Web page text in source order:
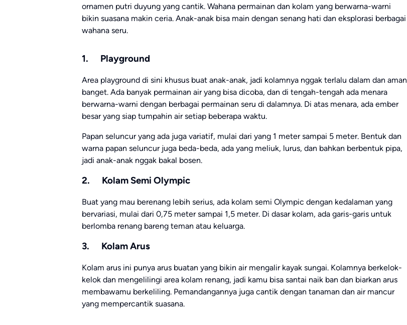
ornamen putri duyung yang cantik. Wahana permainan dan kolam yang berwarna-warni
bikin suasana makin ceria. Anak-anak bisa main dengan senang hati dan eksplorasi berbagai
wahana seru.
1. Playground
Area playground di sini khusus buat anak-anak, jadi kolamnya nggak terlalu dalam dan aman
banget. Ada banyak permainan air yang bisa dicoba, dan di tengah-tengah ada menara
berwarna-warni dengan berbagai permainan seru di dalamnya. Di atas menara, ada ember
besar yang siap tumpahin air setiap beberapa waktu.
Papan seluncur yang ada juga variatif, mulai dari yang 1 meter sampai 5 meter. Bentuk dan
warna papan seluncur juga beda-beda, ada yang meliuk, lurus, dan bahkan berbentuk pipa,
jadi anak-anak nggak bakal bosen.
2. Kolam Semi Olympic
Buat yang mau berenang lebih serius, ada kolam semi Olympic dengan kedalaman yang
bervariasi, mulai dari 0,75 meter sampai 1,5 meter. Di dasar kolam, ada garis-garis untuk
berlomba renang bareng teman atau keluarga.
3. Kolam Arus
Kolam arus ini punya arus buatan yang bikin air mengalir kayak sungai. Kolamnya berkelok-
kelok dan mengelilingi area kolam renang, jadi kamu bisa santai naik ban dan biarkan arus
membawamu berkeliling. Pemandangannya juga cantik dengan tanaman dan air mancur
yang mempercantik suasana.